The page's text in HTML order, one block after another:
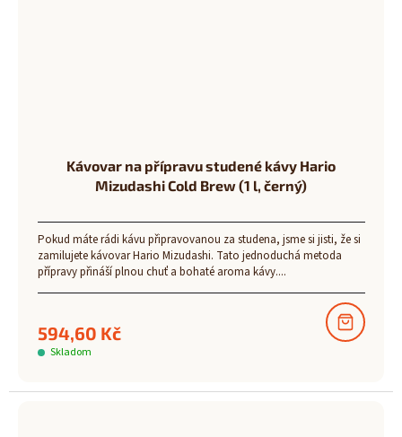
Kávovar na přípravu studené kávy Hario
Mizudashi Cold Brew (1 l, černý)
Skladom
594,60 Kč
Pokud máte rádi kávu připravovanou za studena, jsme si jisti, že si
zamilujete kávovar Hario Mizudashi. Tato jednoduchá metoda
přípravy přináší plnou chuť a bohaté aroma kávy....